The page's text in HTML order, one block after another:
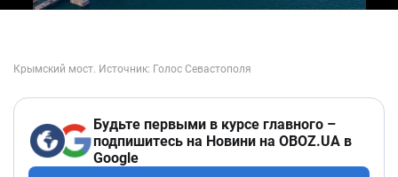
Будьте первыми в курсе главного –
подпишитесь на Новини на OBOZ.UA в
Google